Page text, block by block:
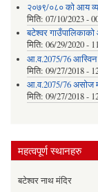
२०७९/०८० को आय
मिति: 07/10/2023 -
बटेश्वर
मिति: 06/29/2020 -
आ.व.2075/76 आस्विन
मिति: 09/27/2018 -
आ.व.2075/76 असोज
मिति: 09/27/2018 -
महत्वपूर्ण स्थानहरु
बटेश्वर नाथ मंदिर